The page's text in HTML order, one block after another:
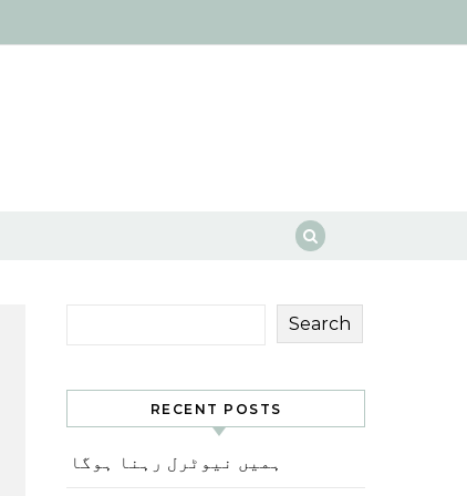
Search
RECENT POSTS
ہمیں نیوٹرل رہنا ہوگا